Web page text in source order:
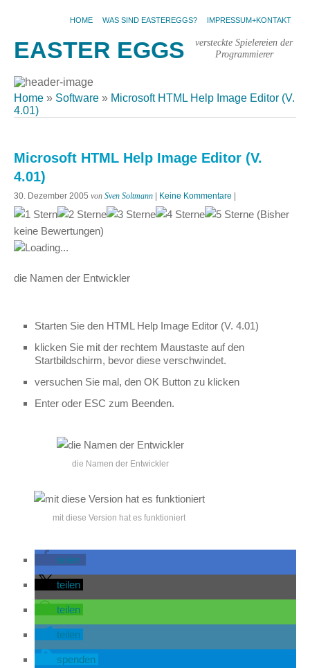
HOME WAS SIND EASTEREGGS? IMPRESSUM+KONTAKT
EASTER EGGS
versteckte Spielereien der
Programmierer
Home » Software » Microsoft HTML Help Image Editor (V.
4.01)
Microsoft HTML Help Image Editor (V.
4.01)
30. Dezember 2005 von Sven Soltmann Keine Kommentare
(Bisher
keine Bewertungen)
Loading...
die Namen der Entwickler
Starten Sie den HTML Help Image Editor (V. 4.01)
klicken Sie mit der rechtem Maustaste auf den
Startbildschirm, bevor diese verschwindet.
versuchen Sie mal, den OK Button zu klicken
Enter oder ESC zum Beenden.
die Namen der Entwickler
mit diese Version hat es funktioniert
teilen
teilen
teilen
teilen
spenden